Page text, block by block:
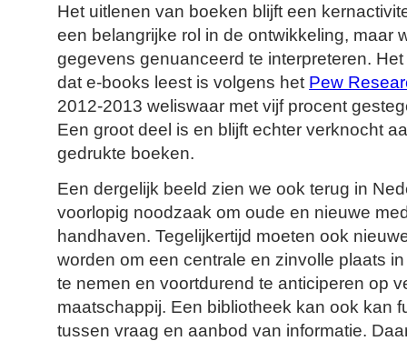
Het uitlenen van boeken blijft een
een belangrijke rol in de ontwikkeling, maar
gegevens genuanceerd te interpreteren.
dat e-books leest is volgens het Pew
2012-2013 weliswaar met vijf procent
Een groot deel is en blijft echter verknocht
gedrukte boeken.
Een dergelijk beeld zien we ook terug in
voorlopig noodzaak om oude en nieuwe
handhaven. Tegelijkertijd moeten ook
worden om een centrale en zinvolle plaats
te nemen en voortdurend te anticiperen op
maatschappij. Een bibliotheek kan ook kan
tussen vraag en aanbod van informatie.